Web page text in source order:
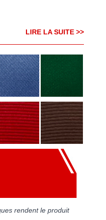
LIRE LA SUITE >>
rendent le produit